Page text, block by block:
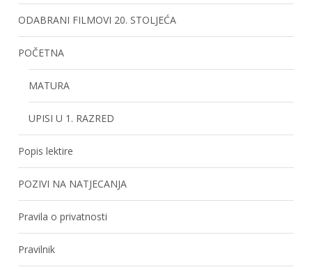
ODABRANI FILMOVI 20. STOLJEĆA
POČETNA
MATURA
UPISI U 1. RAZRED
Popis lektire
POZIVI NA NATJECANJA
Pravila o privatnosti
Pravilnik